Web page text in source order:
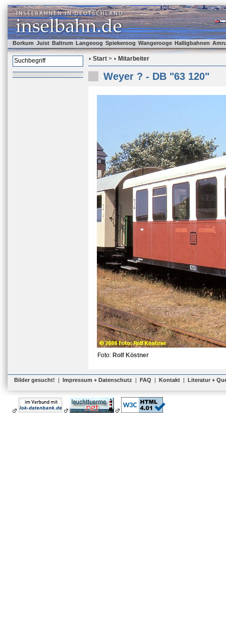
Borkum Juist Baltrum Langeoog Spiekeroog Wangerooge Halligbahnen
Start > Mitarbeiter
Weyer ? - DB "63 120"
Foto: Rolf Köstner
Bilder gesucht! | Impressum + Datenschutz | FAQ | Kontakt | Literatur +